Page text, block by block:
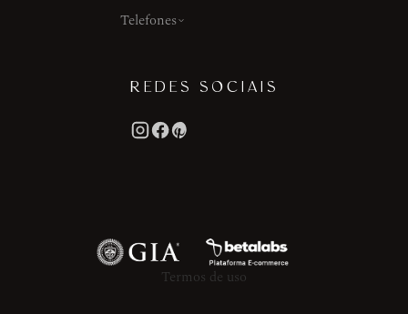
Telefones
REDES SOCIAIS
Termos de uso